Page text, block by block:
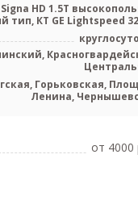
HD 1.5T
тип, КТ GE Lightspeed
Горьковская,
Ленина,
от 4000